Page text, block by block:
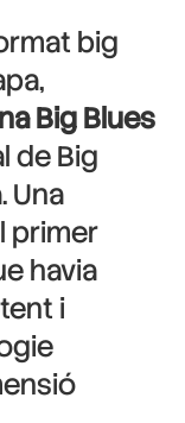
big
Big Blues
de Big
Una
primer
havia
i